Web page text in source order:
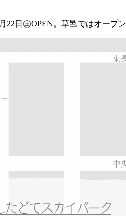
22日㊏OPEN。草邑ではオー